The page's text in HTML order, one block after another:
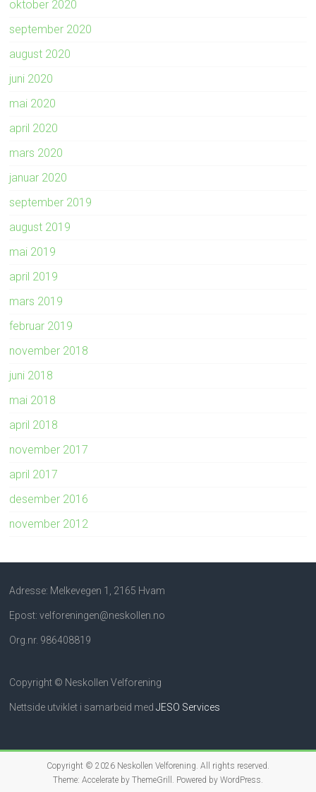
oktober 2020
september 2020
august 2020
juni 2020
mai 2020
april 2020
mars 2020
januar 2020
september 2019
august 2019
mai 2019
april 2019
mars 2019
februar 2019
november 2018
juni 2018
mai 2018
april 2018
november 2017
april 2017
desember 2016
november 2012
Adresse: Melkevegen 1, 2165 Hvam
Epost: velforeningen@neskollen.no
Org.nr. 986408819
Copyright © Neskollen Velforening
Nettside utviklet i samarbeid medJESO Services
Copyright © 2026 Neskollen Velforening. All rights reserved.
Theme: Accelerateby ThemeGrill. Powered by WordPress.